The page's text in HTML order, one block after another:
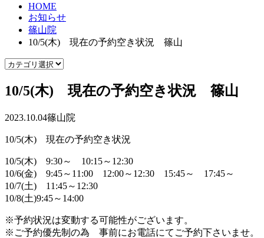
HOME
お知らせ
篠山院
10/5(木) 現在の予約空き状況 篠山
10/5(木) 現在の予約空き状況 篠山
2023.10.04篠山院
10/5(木) 現在の予約空き状況
10/5(木) 9:30～ 10:15～12:30
10/6(金) 9:45～11:00 12:00～12:30 15:45～ 17:45～
10/7(土) 11:45～12:30
10/8(土)9:45～14:00
※予約状況は変動する可能性がございます。
※ご予約優先制の為 事前にお電話にてご予約下さいませ。